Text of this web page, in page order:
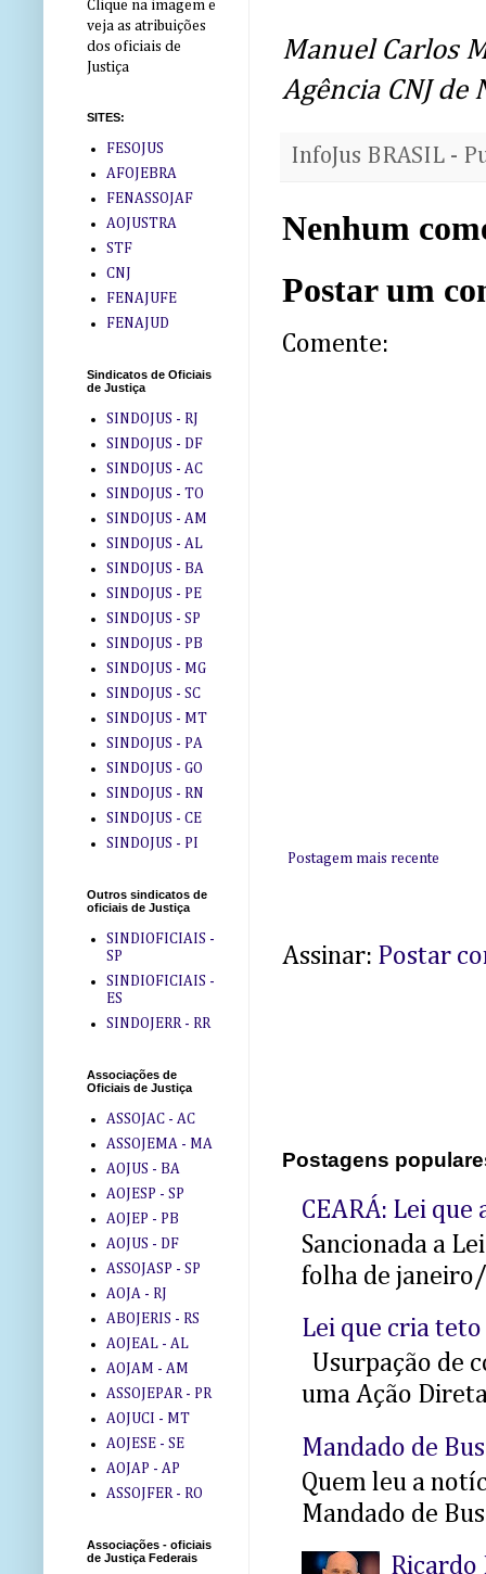
Manuel Carlos
Agência CNJ de
InfoJus BRASIL -
Nenhum
Postar um
Comente:
Postagem mais recente
Assinar: Postar
Postagens
CEARÁ: Lei
Sancionada a
folha de
Lei que cria
Usurpação de
uma Ação
Mandado de
Quem leu a
Mandado de
Ricardo
Clique na imagem e
veja as atribuições
dos oficiais de
Justiça
SITES:
FESOJUS
AFOJEBRA
FENASSOJAF
AOJUSTRA
STF
CNJ
FENAJUFE
FENAJUD
Sindicatos de Oficiais
de Justiça
SINDOJUS - RJ
SINDOJUS - DF
SINDOJUS - AC
SINDOJUS - TO
SINDOJUS - AM
SINDOJUS - AL
SINDOJUS - BA
SINDOJUS - PE
SINDOJUS - SP
SINDOJUS - PB
SINDOJUS - MG
SINDOJUS - SC
SINDOJUS - MT
SINDOJUS - PA
SINDOJUS - GO
SINDOJUS - RN
SINDOJUS - CE
SINDOJUS - PI
Outros sindicatos de
oficiais de Justiça
SINDIOFICIAIS -
SP
SINDIOFICIAIS -
ES
SINDOJERR - RR
Associações de
Oficiais de Justiça
ASSOJAC - AC
ASSOJEMA - MA
AOJUS - BA
AOJESP - SP
AOJEP - PB
AOJUS - DF
ASSOJASP - SP
AOJA - RJ
ABOJERIS - RS
AOJEAL - AL
AOJAM - AM
ASSOJEPAR - PR
AOJUCI - MT
AOJESE - SE
AOJAP - AP
ASSOJFER - RO
Associações - oficiais
de Justiça Federais